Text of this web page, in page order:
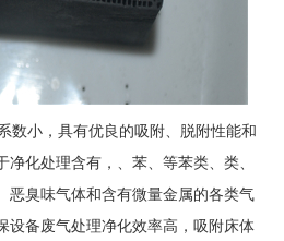
数小，具有优良的吸附、脱附性能和
化处理含有，、苯、等苯类、类、
恶臭味气体和含有微量金属的各类气
设备废气处理净化效率高，吸附床体